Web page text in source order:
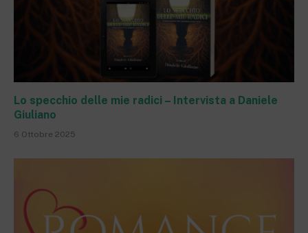
Lo specchio delle mie radici – Intervista a Daniele
Giuliano
6 Ottobre 2025